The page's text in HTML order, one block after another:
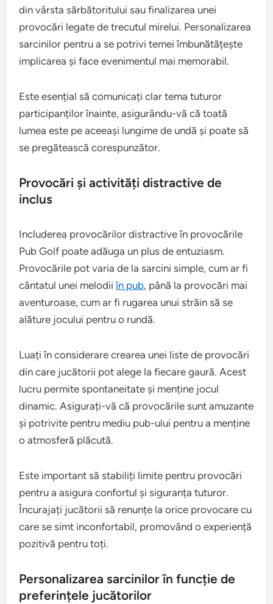
din vârsta sărbătoritului sau finalizarea unei
provocări legate de trecutul mirelui. Personalizarea
sarcinilor pentru a se potrivi temei îmbunătățește
implicarea și face evenimentul mai memorabil.
Este esențial să comunicați clar tema tuturor
participanților înainte, asigurându-vă că toată
lumea este pe aceeași lungime de undă și poate să
se pregătească corespunzător.
Provocări și activități distractive de
inclus
Includerea provocărilor distractive în provocările
Pub Golf poate adăuga un plus de entuziasm.
Provocările pot varia de la sarcini simple, cum ar fi
cântatul unei melodiiîn pub, până la provocări mai
aventuroase, cum ar fi rugarea unui străin să se
alăture jocului pentru o rundă.
Luați în considerare crearea unei liste de provocări
din care jucătorii pot alege la fiecare gaură. Acest
lucru permite spontaneitate și menține jocul
dinamic. Asigurați-vă că provocările sunt amuzante
și potrivite pentru mediu pub-ului pentru a menține
o atmosferă plăcută.
Este important să stabiliți limite pentru provocări
pentru a asigura confortul și siguranța tuturor.
Încurajați jucătorii să renunțe la orice provocare cu
care se simt inconfortabil, promovând o experiență
pozitivă pentru toți.
Personalizarea sarcinilor în funcție de
preferințele jucătorilor